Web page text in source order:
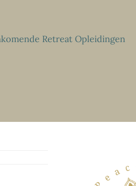
Retreat Opleidingen